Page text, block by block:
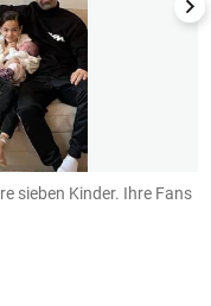
sieben Kinder. Ihre Fans